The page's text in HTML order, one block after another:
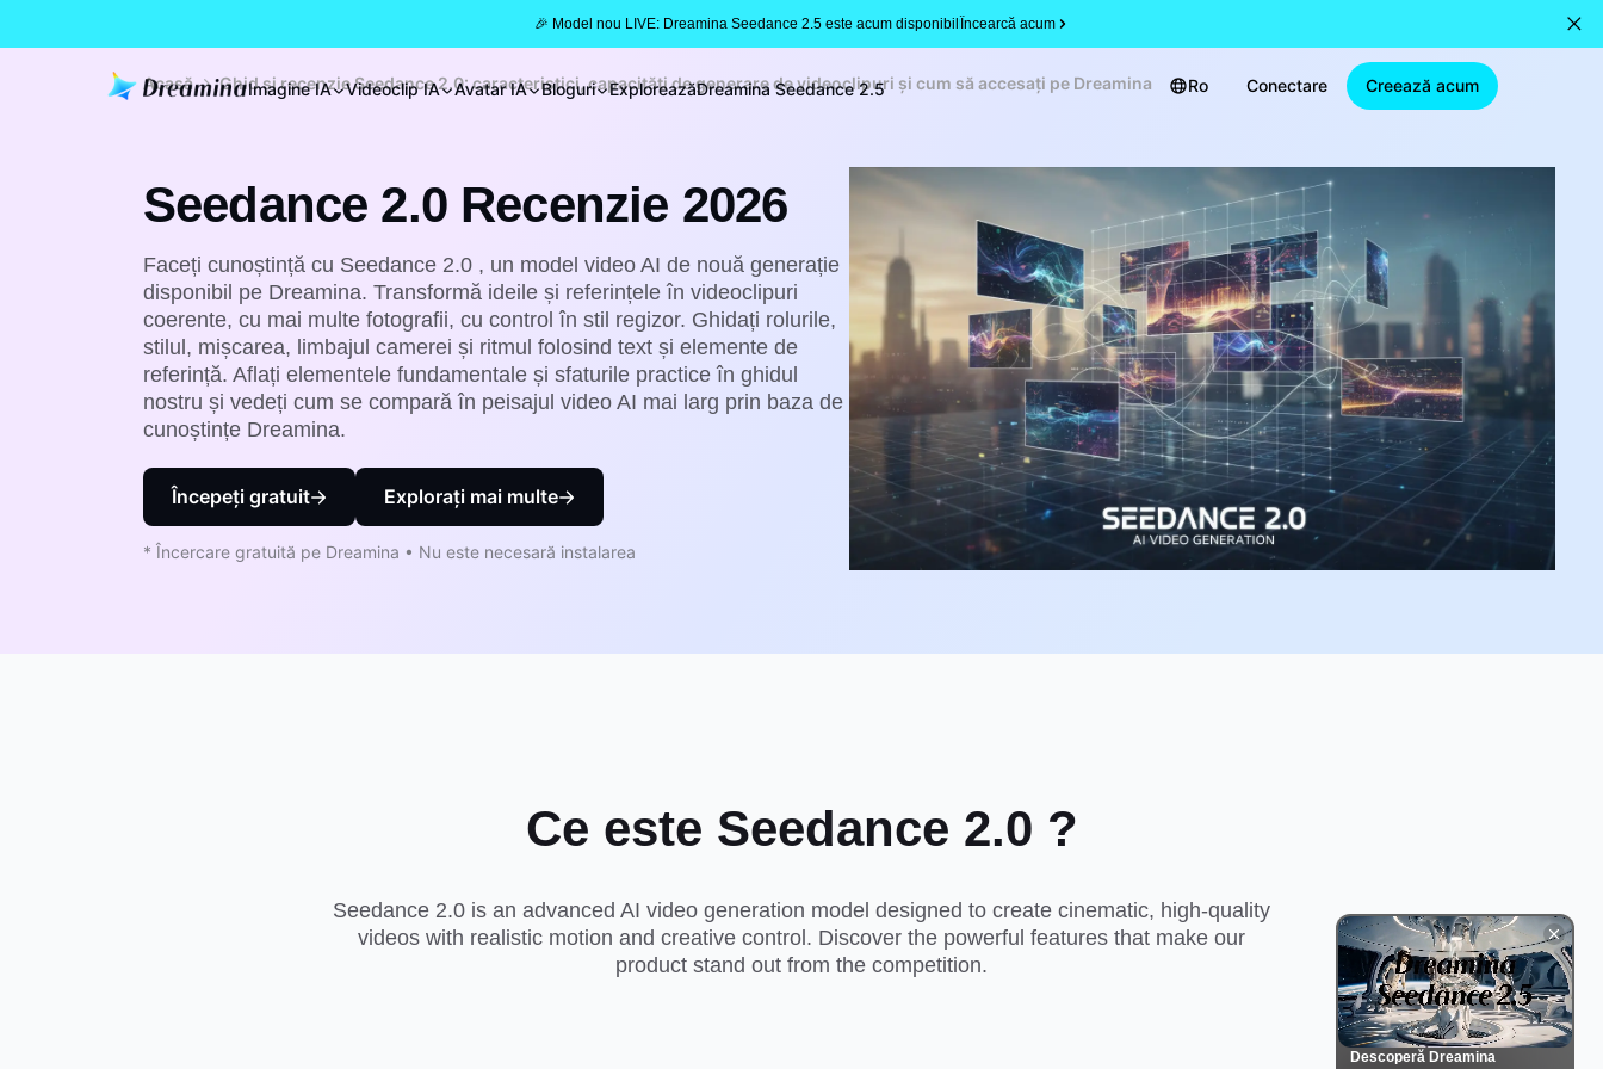
🎉 Model nou LIVE: Dreamina Seedance 2.5 este acum disponibilÎncearcă acum
Imagine IA Videoclip IA Avatar IA Bloguri ExploreazăDreamina Seedance 2.5 Ro Conectare Creează acum
Acasă Ghid și recenzie Seedance 2.0: caracteristici, capacități de generare de videoclipuri și cum să accesați pe Dreamina
Seedance 2.0 Recenzie 2026
Faceți cunoștință cu Seedance 2.0 , un model video AI de nouă generație
disponibil pe Dreamina. Transformă ideile și referințele în videoclipuri
coerente, cu mai multe fotografii, cu control în stil regizor. Ghidați rolurile,
stilul, mișcarea, limbajul camerei și ritmul folosind text și elemente de
referință. Aflați elementele fundamentale și sfaturile practice în ghidul
nostru și vedeți cum se compară în peisajul video AI mai larg prin baza de
cunoștințe Dreamina.
Începeți gratuit Explorați mai multe
* Încercare gratuită pe Dreamina • Nu este necesară instalarea
Ce este Seedance 2.0 ?
Seedance 2.0 is an advanced AI video generation model designed to create cinematic, high-quality
videos with realistic motion and creative control. Discover the powerful features that make our
product stand out from the competition.
Descoperă Dreamina